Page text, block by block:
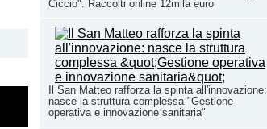
Ciccio". Raccolti online 12mila euro
Il San Matteo rafforza la spinta all'innovazione:
nasce la struttura complessa "Gestione
operativa e innovazione sanitaria"